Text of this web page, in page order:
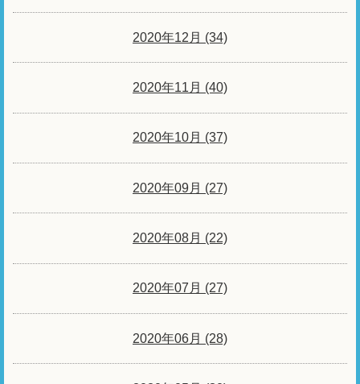
2020年12月 (34)
2020年11月 (40)
2020年10月 (37)
2020年09月 (27)
2020年08月 (22)
2020年07月 (27)
2020年06月 (28)